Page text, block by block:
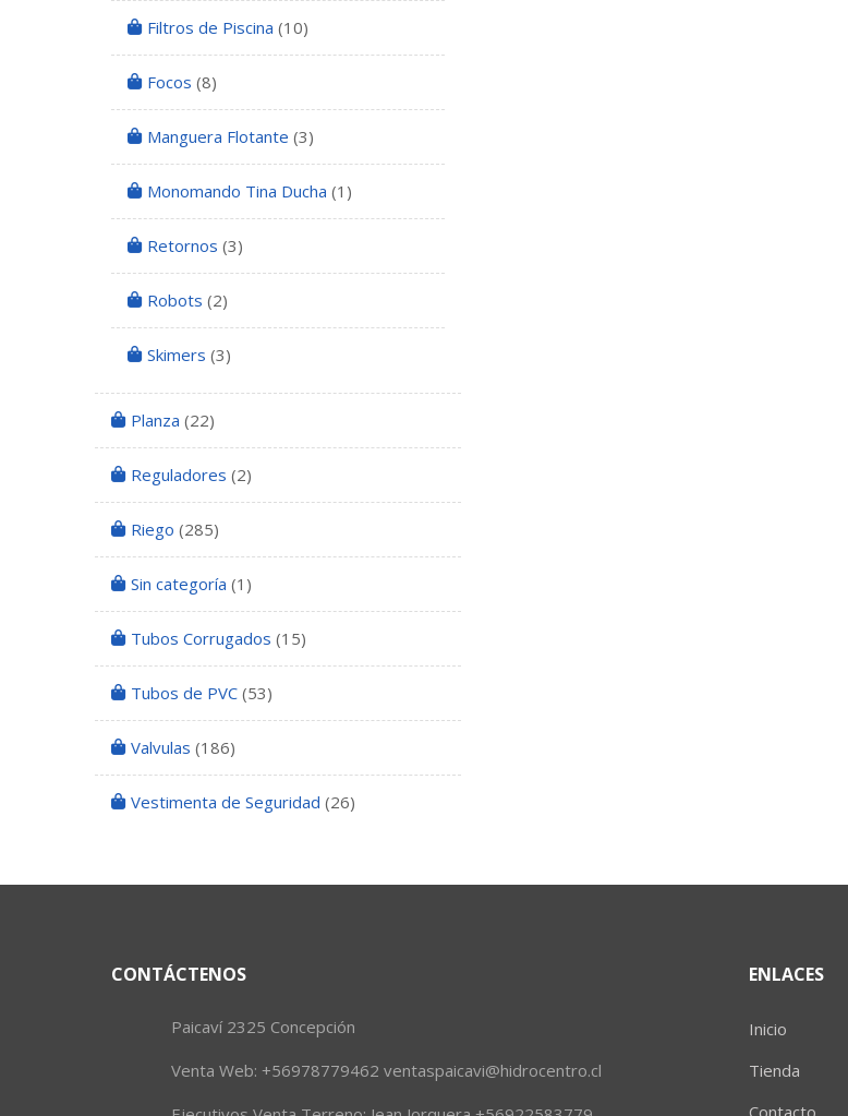
Filtros de Piscina (10)
Focos (8)
Manguera Flotante (3)
Monomando Tina Ducha (1)
Retornos (3)
Robots (2)
Skimers (3)
Planza (22)
Reguladores (2)
Riego (285)
Sin categoría (1)
Tubos Corrugados (15)
Tubos de PVC (53)
Valvulas (186)
Vestimenta de Seguridad (26)
CONTÁCTENOS
Paicaví 2325 Concepción
Venta Web: +56978779462 ventaspaicavi@hidrocentro.cl
ENLACES
Inicio
Tienda
Contacto